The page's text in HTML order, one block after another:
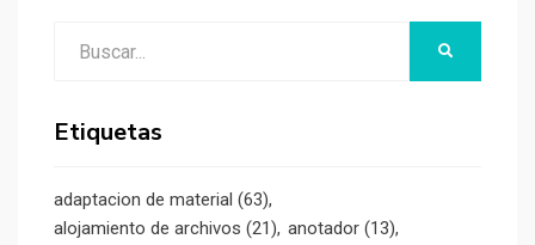
Etiquetas
adaptacion de material (63)
alojamiento de archivos (21) anotador (13)